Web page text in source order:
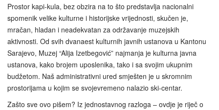
Prostor kapi-kula, bez obzira na to što predstavlja nacionalni
spomenik velike kulturne i historijske vrijednosti, skučen je,
mračan, hladan i neadekvatan za održavanje muzejskih
aktivnosti. Od svih dvanaest kulturnih javnih ustanova u Kantonu
Sarajevo, Muzej “Alija Izetbegović” najmanja je kulturna javna
ustanova, kako brojem uposlenika, tako i sa svojim ukupnim
budžetom. Naš administrativni ured smješten je u skromnim
prostorijama u kojim se svojevremeno nalazio ski-centar.
Zašto sve ovo pišem? Iz jednostavnog razloga – ovdje je riječ o